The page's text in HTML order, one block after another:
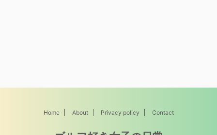
Home About Privacy policy Contact